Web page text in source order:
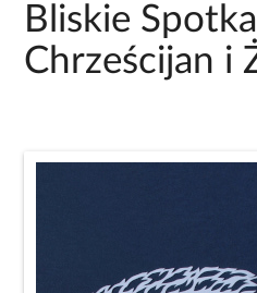
Bliskie
Chrześcijan i